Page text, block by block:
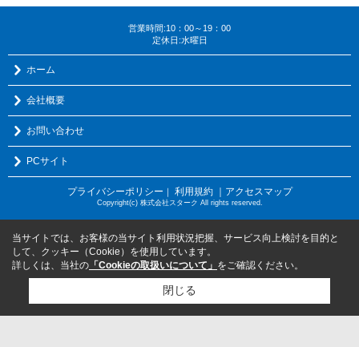
営業時間:10：00～19：00
定休日:水曜日
ホーム
会社概要
お問い合わせ
PCサイト
プライバシーポリシー 利用規約 ｜アクセスマップ
Copyright(c) 株式会社スターク All rights reserved.
当サイトでは、お客様の当サイト利用状況把握、サービス向上検討を目的と
して、クッキー（Cookie）を使用しています。
詳しくは、当社の 「Cookieの取扱いについて」 をご確認ください。
閉じる